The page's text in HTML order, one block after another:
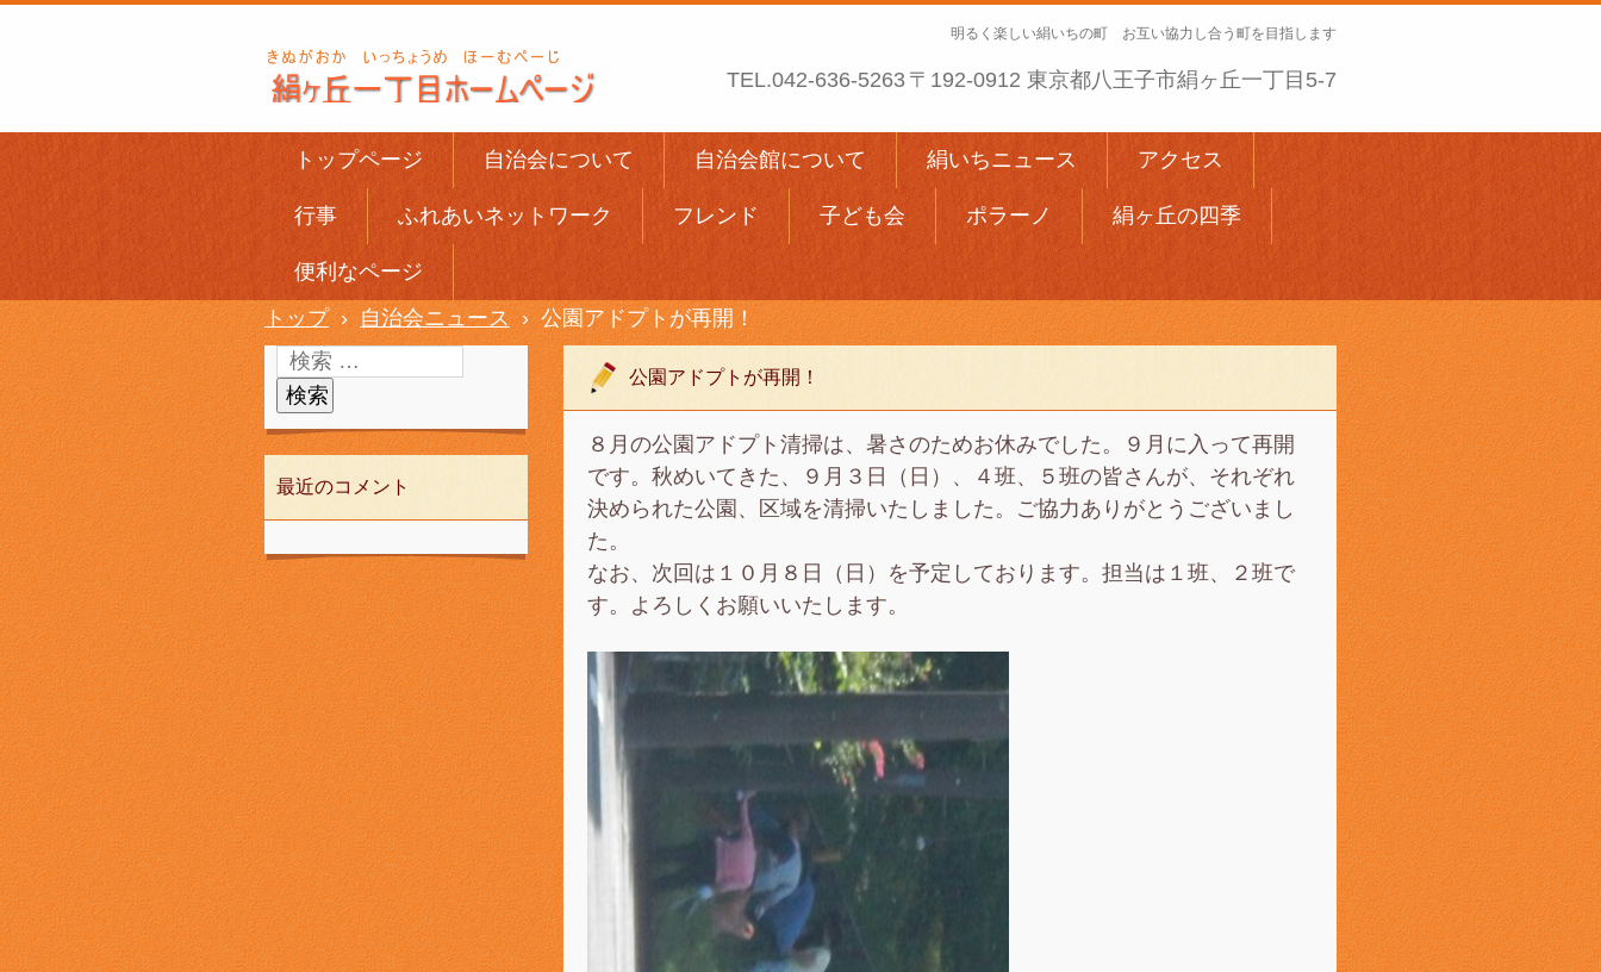
明るく楽しい絹いちの町 お互い協力し合う町を目指します
TEL.042-636-5263 〒192-0912 東京都八王子市絹ヶ丘一丁目5-7
トップページ 自治会について 自治会館について 絹いちニュース アクセス
行事 ふれあいネットワーク フレンド 子ども会 ポラーノ 絹ヶ丘の四季
便利なページ
トップ › 自治会ニュース › 公園アドプトが再開！
公園アドプトが再開！
８月の公園アドプト清掃は、暑さのためお休みでした。９月に入って再開
です。秋めいてきた、９月３日（日）、４班、５班の皆さんが、それぞれ
決められた公園、区域を清掃いたしました。ご協力ありがとうございまし
た。
なお、次回は１０月８日（日）を予定しております。担当は１班、２班で
す。よろしくお願いいたします。
最近のコメント